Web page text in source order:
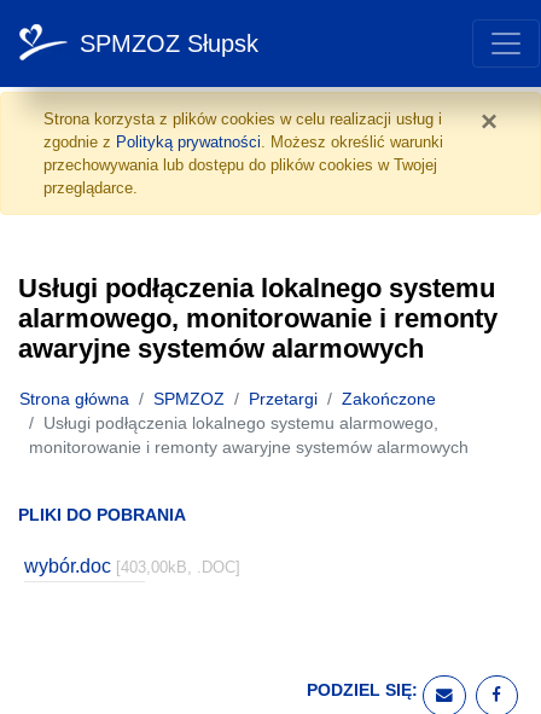
Usługi podłączenia ×
Strona korzysta z plików cookies w celu realizacji usług i
zgodnie z Polityką prywatności. Możesz określić warunki
przechowywania lub dostępu do plików cookies w Twojej
przeglądarce.
SPMZOZ Słupsk
Usługi podłączenia lokalnego systemu
alarmowego, monitorowanie i remonty
awaryjne systemów alarmowych
Strona główna SPMZOZ Przetargi
Zakończone
Usługi podłączenia lokalnego systemu alarmowego,
monitorowanie i remonty awaryjne systemów alarmowych
PLIKI DO POBRANIA
wybór.doc [403,00kB, .DOC]
PODZIEL SIĘ:
WYŚLIJ